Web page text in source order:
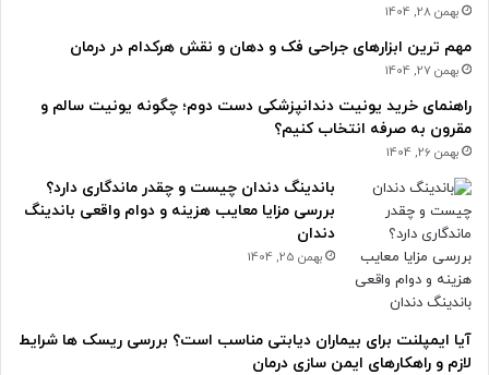
بهمن 28, 1404
مهم ترین ابزارهای جراحی فک و دهان و نقش هرکدام در درمان
بهمن 27, 1404
راهنمای خرید یونیت دندانپزشکی دست دوم؛ چگونه یونیت سالم و
مقرون به صرفه انتخاب کنیم؟
بهمن 26, 1404
باندینگ دندان چیست و چقدر ماندگاری دارد؟
بررسی مزایا معایب هزینه و دوام واقعی باندینگ
دندان
بهمن 25, 1404
آیا ایمپلنت برای بیماران دیابتی مناسب است؟ بررسی ریسک ها شرایط
لازم و راهکارهای ایمن سازی درمان